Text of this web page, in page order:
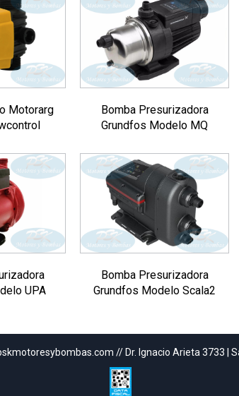
Motorarg
Bomba Presurizadora
Grundfos Modelo MQ
UPA
Bomba Presurizadora
Grundfos Modelo Scala2
// Dr. Ignacio Arieta 3733 |